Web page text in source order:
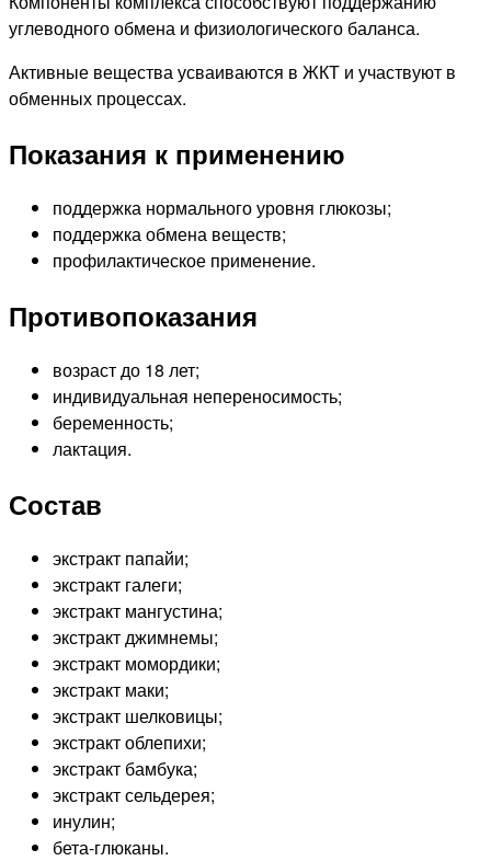
углеводного обмена и физиологического баланса.
Активные вещества усваиваются в ЖКТ и участвуют в
обменных процессах.
Показания к применению
поддержка нормального уровня глюкозы;
поддержка обмена веществ;
профилактическое применение.
Противопоказания
возраст до 18 лет;
индивидуальная непереносимость;
беременность;
лактация.
Состав
экстракт папайи;
экстракт галеги;
экстракт мангустина;
экстракт джимнемы;
экстракт момордики;
экстракт маки;
экстракт шелковицы;
экстракт облепихи;
экстракт бамбука;
экстракт сельдерея;
инулин;
бета-глюканы.